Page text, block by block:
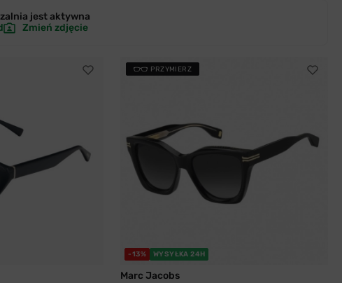
jestaktywna
Zmień zdjęcie
PRZYMIERZ
-13% WYSYŁKA 24H
Marc Jacobs